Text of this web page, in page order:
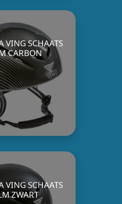
VING SCHAATS
CARBON
VING SCHAATS
ZWART